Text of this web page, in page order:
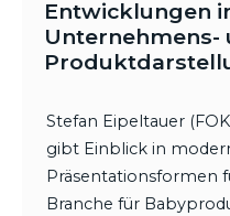
Entwicklungen
Unternehmens-
Stefan Eipeltauer
gibt Einblick in
Präsentationsformen
Branche für